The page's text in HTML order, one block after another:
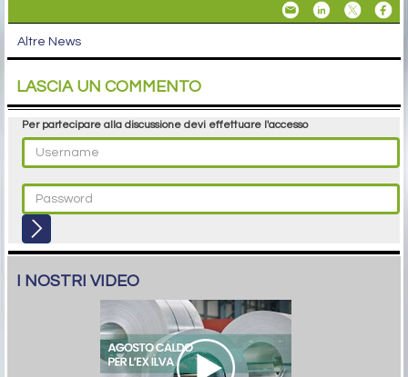
Altre News
LASCIA UN COMMENTO
Per partecipare alla discussione devi effettuare l'accesso
I NOSTRI VIDEO